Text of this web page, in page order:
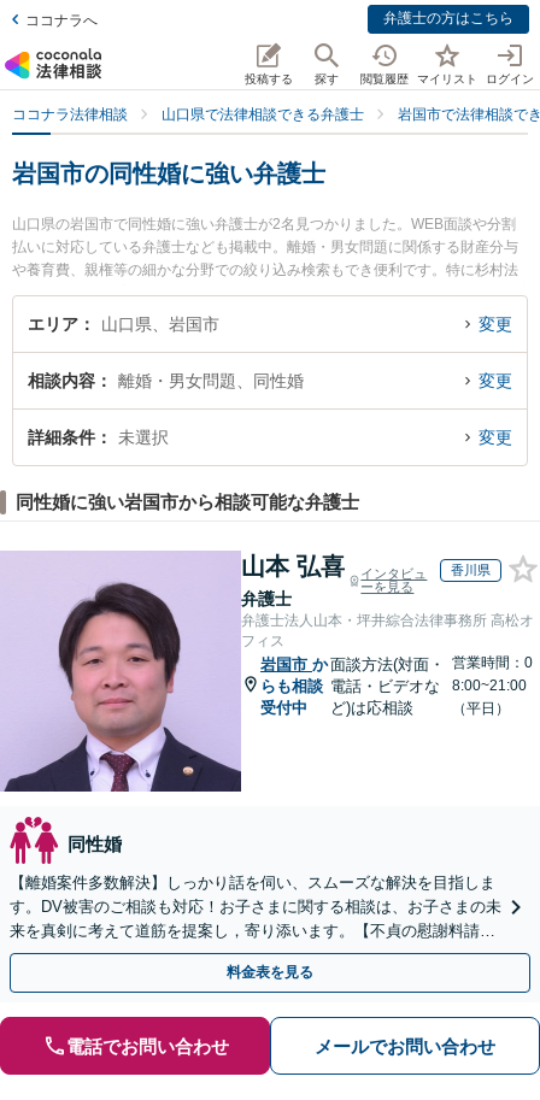
ココナラへ 弁護士の方はこちら
投稿する 探す 閲覧履歴 マイリスト ログイン
ココナラ法律相談 山口県で法律相談できる弁護士 岩国市で法律相談で
岩国市の同性婚に強い弁護士
山口県の岩国市で同性婚に強い弁護士が2名見つかりました。WEB面談や分割
払いに対応している弁護士なども掲載中。離婚・男女問題に関係する財産分与
や養育費、親権等の細かな分野での絞り込み検索もでき便利です。特に杉村法
律事務所の杉村 憲昭弁護士や弁護士法人森重法律事務所の舛本 行広弁護士のプ
ロフィール情報や弁護士費用、強みなどが注目されています。『岩国市で土日
性婚を法律相談できる岩国市内の弁護士に相談予約したい』などでお困りの相
談者さんにおすすめです。
エリア 山口県、岩国市 変更
相談内容 離婚・男女問題、同性婚 変更
詳細条件 未選択 変更
同性婚に強い岩国市から相談可能な弁護士
山本 弘喜
弁護士
インタビュ
ーを見る
香川県
弁護士法人山本・坪井綜合法律事務所 高松オ
フィス
岩国市 か
らも相談
受付中
面談方法(対面・
電話・ビデオな
ど)は応相談
営業時間：0
8:00~21:00
（平日）
同性婚
【離婚案件多数解決】しっかり話を伺い、スムーズな解決を目指しま
す。DV被害のご相談も対応！お子さまに関する相談は、お子さまの未
来を真剣に考えて道筋を提案し，寄り添います。【不貞の慰謝料請
求】相手の動きを予測しながら最善の解決を模索します。
料金表を見る
電話でお問い合わせ メールでお問い合わせ